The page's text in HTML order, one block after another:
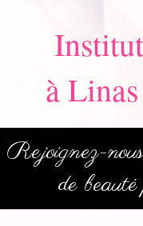
à
Rejoignez-
de